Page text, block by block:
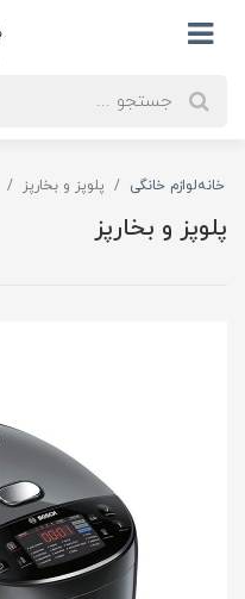
خانهلوازم خانگی پلوپز و بخارپز
پلوپز و بخارپز